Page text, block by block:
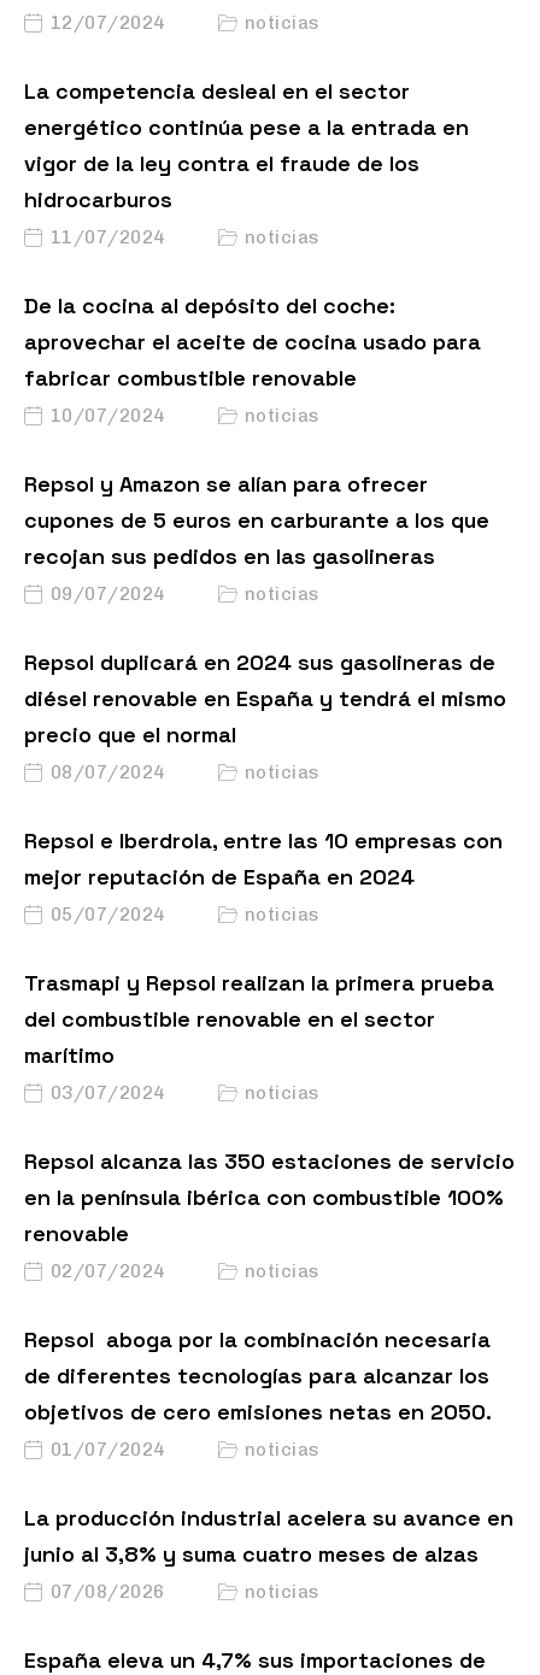
12/07/2024 noticias
La competencia desleal en el sector
energético continúa pese a la entrada en
vigor de la ley contra el fraude de los
hidrocarburos
11/07/2024 noticias
De la cocina al depósito del coche:
aprovechar el aceite de cocina usado para
fabricar combustible renovable
10/07/2024 noticias
Repsol y Amazon se alían para ofrecer
cupones de 5 euros en carburante a los que
recojan sus pedidos en las gasolineras
09/07/2024 noticias
Repsol duplicará en 2024 sus gasolineras de
diésel renovable en España y tendrá el mismo
precio que el normal
08/07/2024 noticias
Repsol e Iberdrola, entre las 10 empresas con
mejor reputación de España en 2024
05/07/2024 noticias
Trasmapi y Repsol realizan la primera prueba
del combustible renovable en el sector
marítimo
03/07/2024 noticias
Repsol alcanza las 350 estaciones de servicio
en la península ibérica con combustible 100%
renovable
02/07/2024 noticias
Repsol aboga por la combinación necesaria
de diferentes tecnologías para alcanzar los
objetivos de cero emisiones netas en 2050.
01/07/2024 noticias
La producción industrial acelera su avance en
junio al 3,8% y suma cuatro meses de alzas
07/08/2026 noticias
España eleva un 4,7% sus importaciones de